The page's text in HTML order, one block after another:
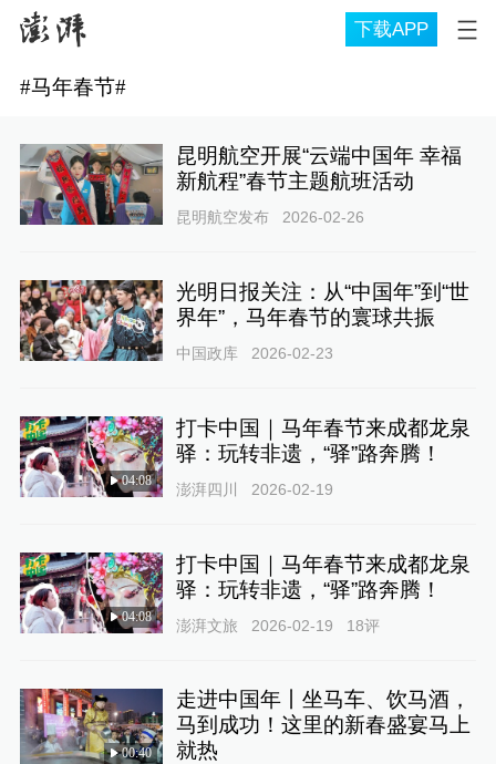
下载APP
#马年春节#
昆明航空开展“云端中国年 幸福
新航程”春节主题航班活动
昆明航空发布 2026-02-26
光明日报关注：从“中国年”到“世
界年”，马年春节的寰球共振
中国政库 2026-02-23
04:08
打卡中国｜马年春节来成都龙泉
驿：玩转非遗，“驿”路奔腾！
澎湃四川 2026-02-19
04:08
打卡中国｜马年春节来成都龙泉
驿：玩转非遗，“驿”路奔腾！
澎湃文旅 2026-02-19 18评
00:40
走进中国年丨坐马车、饮马酒，
马到成功！这里的新春盛宴马上
就热